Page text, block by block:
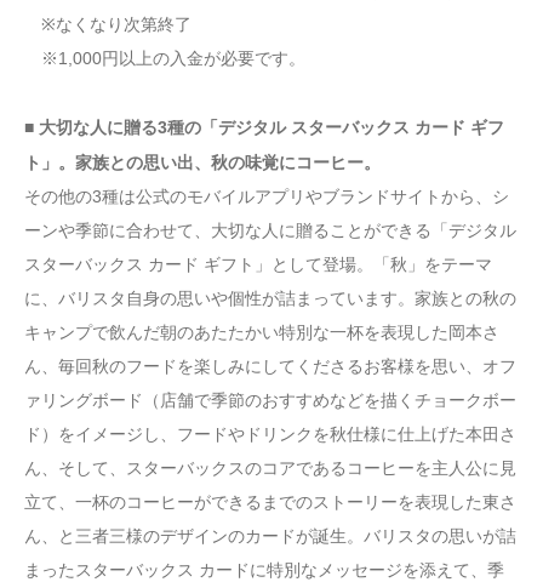
※なくなり次第終了
※1,000円以上の入金が必要です。
■ 大切な人に贈る3種の「デジタル スターバックス カード ギフ
ト」。家族との思い出、秋の味覚にコーヒー。
その他の3種は公式のモバイルアプリやブランドサイトから、シ
ーンや季節に合わせて、大切な人に贈ることができる「デジタル
スターバックス カード ギフト」として登場。「秋」をテーマ
に、バリスタ自身の思いや個性が詰まっています。家族との秋の
キャンプで飲んだ朝のあたたかい特別な一杯を表現した岡本さ
ん、毎回秋のフードを楽しみにしてくださるお客様を思い、オフ
ァリングボード（店舗で季節のおすすめなどを描くチョークボー
ド）をイメージし、フードやドリンクを秋仕様に仕上げた本田さ
ん、そして、スターバックスのコアであるコーヒーを主人公に見
立て、一杯のコーヒーができるまでのストーリーを表現した東さ
ん、と三者三様のデザインのカードが誕生。バリスタの思いが詰
まったスターバックス カードに特別なメッセージを添えて、季